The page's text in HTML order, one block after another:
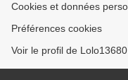
Cookies et données
Préférences cookies
Voir le profil de